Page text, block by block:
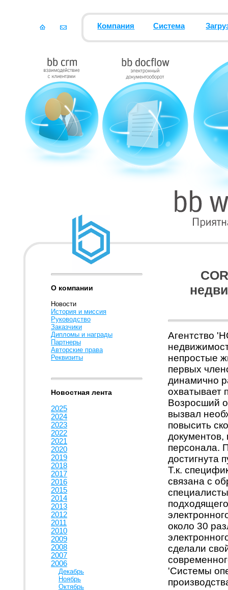
Компания Система
О компании
Новости
История и миссия
Руководство
Заказчики
Дипломы и награды
Партнеры
Авторские права
Реквизиты
Новостная лента
2025
2024
2023
2022
2021
2020
2019
2018
2017
2016
2015
2014
2013
2012
2011
2010
2009
2008
2007
2006
Декабрь
Ноябрь
Октябрь
Агентство
непростые
первых
динамично
охватывает
Возросший
вызвал
повысить
документов,
персонала.
достигнута
Т.к.
связана с
около 30
сделали
'Системы